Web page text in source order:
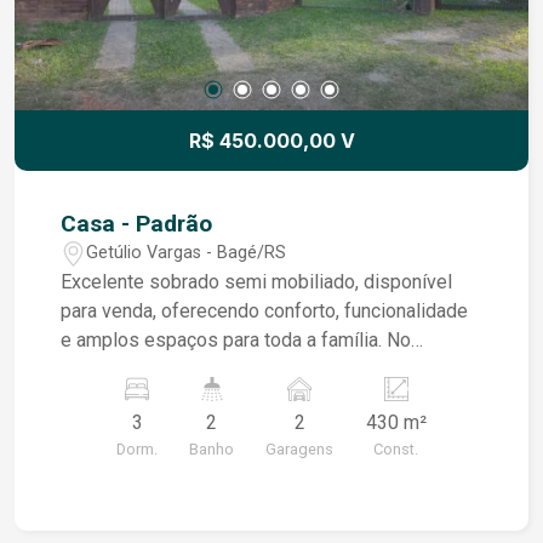
R$ 450.000,00 V
Casa - Padrão
Getúlio Vargas - Bagé/RS
Excelente sobrado semi mobiliado, disponível
para venda, oferecendo conforto, funcionalidade
e amplos espaços para toda a família. No
estar, um dormitório com closet ou banheiro,
banheiro social e uma espaçosa cozinha
equipada com lareira e móveis modulados,
3
Dorm.
2
Banho
2
Garagens
430 m²
Const.